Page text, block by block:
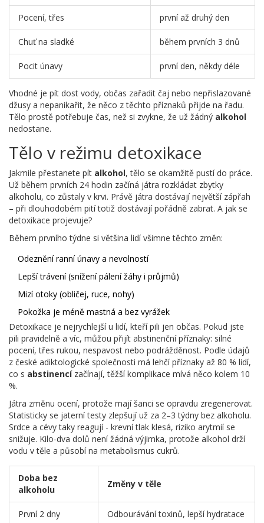
Pocení, třes první až druhý den
Chuť na sladké během prvních 3 dnů
Pocit únavy první den, někdy déle
Vhodné je pít dost vody, občas zařadit čaj nebo nepřislazované
džusy a nepanikařit, že něco z těchto příznaků přijde na řadu.
Tělo prostě potřebuje čas, než si zvykne, že už žádný alkohol
nedostane.
Tělo v režimu detoxikace
Jakmile přestanete pít alkohol, tělo se okamžitě pustí do práce.
Už během prvních 24 hodin začíná játra rozkládat zbytky
alkoholu, co zůstaly v krvi. Právě játra dostávají největší zápřah
– při dlouhodobém pití totiž dostávají pořádně zabrat. A jak se
detoxikace projevuje?
Během prvního týdne si většina lidí všimne těchto změn:
Odeznění ranní únavy a nevolností
Lepší trávení (snížení pálení žáhy i průjmů)
Mizí otoky (obličej, ruce, nohy)
Pokožka je méně mastná a bez vyrážek
Detoxikace je nejrychlejší u lidí, kteří pili jen občas. Pokud jste
pili pravidelně a víc, můžou přijít abstinenční příznaky: silné
pocení, třes rukou, nespavost nebo podrážděnost. Podle údajů
z české adiktologické společnosti má lehčí příznaky až 80 % lidí,
co s abstinencízačínají, těžší komplikace mívá něco kolem 10
%.
Játra změnu ocení, protože mají šanci se opravdu zregenerovat.
Statisticky se jaterní testy zlepšují už za 2–3 týdny bez alkoholu.
Srdce a cévy taky reagují - krevní tlak klesá, riziko arytmií se
snižuje. Kilo-dva dolů není žádná výjimka, protože alkohol drží
vodu v těle a působí na metabolismus cukrů.
Doba bez
alkoholu
Změny v těle
První 2 dny Odbourávání toxinů, lepší hydratace